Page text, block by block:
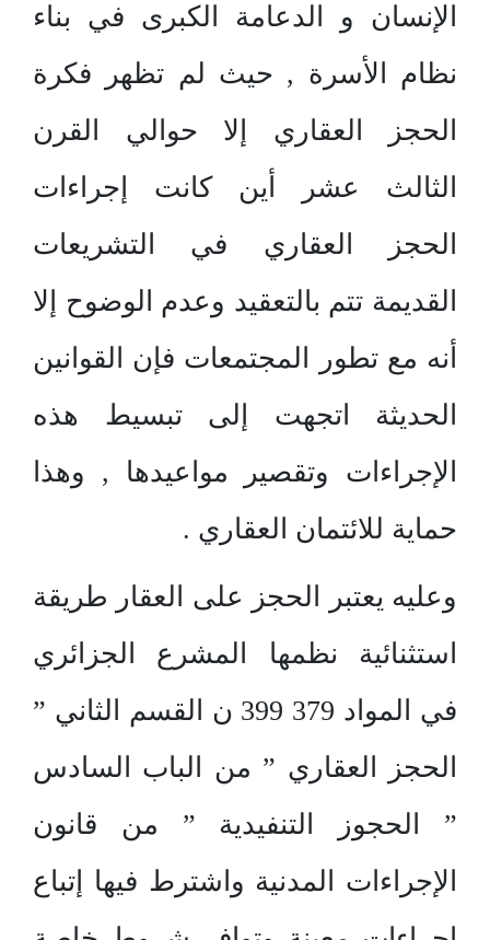
الإنسان و الدعامة الكبرى في بناء
نظام الأسرة , حيث لم تظهر فكرة
الحجز العقاري إلا حوالي القرن
الثالث عشر أين كانت إجراءات
الحجز العقاري في التشريعات
القديمة تتم بالتعقيد وعدم الوضوح إلا
أنه مع تطور المجتمعات فإن القوانين
الحديثة اتجهت إلى تبسيط هذه
الإجراءات وتقصير مواعيدها , وهذا
حماية للائتمان العقاري .
وعليه يعتبر الحجز على العقار طريقة
استثنائية نظمها المشرع الجزائري
في المواد 379 399 ن القسم الثاني ”
الحجز العقاري ” من الباب السادس
” الحجوز التنفيدية ” من قانون
الإجراءات المدنية واشترط فيها إتباع